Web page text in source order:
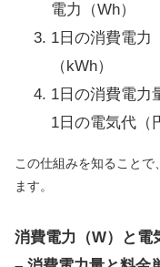
電力（Wh）
1日の消費電力
（kWh）
1日の消費電力
1日の電気代（
この仕組みを知ること
ます。
消費電力（W）と電